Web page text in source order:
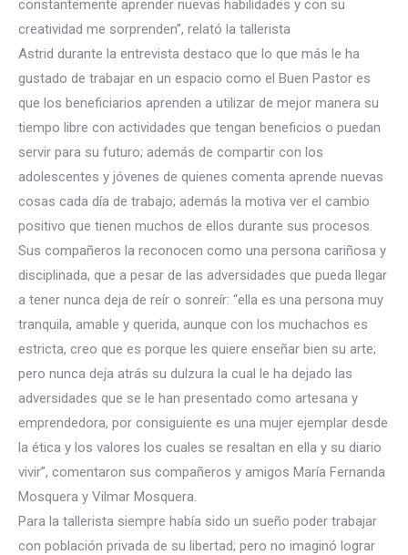
constantemente aprender nuevas habilidades y con su
creatividad me sorprenden”, relató la tallerista
Astrid durante la entrevista destaco que lo que más le ha
gustado de trabajar en un espacio como el Buen Pastor es
que los beneficiarios aprenden a utilizar de mejor manera su
tiempo libre con actividades que tengan beneficios o puedan
servir para su futuro; además de compartir con los
adolescentes y jóvenes de quienes comenta aprende nuevas
cosas cada día de trabajo; además la motiva ver el cambio
positivo que tienen muchos de ellos durante sus procesos.
Sus compañeros la reconocen como una persona cariñosa y
disciplinada, que a pesar de las adversidades que pueda llegar
a tener nunca deja de reír o sonreír: “ella es una persona muy
tranquila, amable y querida, aunque con los muchachos es
estricta, creo que es porque les quiere enseñar bien su arte;
pero nunca deja atrás su dulzura la cual le ha dejado las
adversidades que se le han presentado como artesana y
emprendedora, por consiguiente es una mujer ejemplar desde
la ética y los valores los cuales se resaltan en ella y su diario
vivir”, comentaron sus compañeros y amigos María Fernanda
Mosquera y Vilmar Mosquera.
Para la tallerista siempre había sido un sueño poder trabajar
con población privada de su libertad; pero no imaginó lograr